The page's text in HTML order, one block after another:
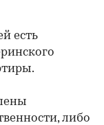
есть
либо